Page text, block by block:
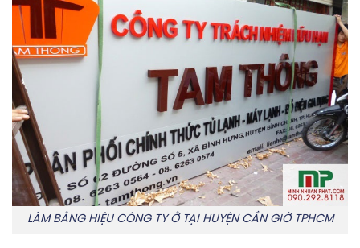
LÀM BẢNG HIỆU CÔNG TY Ở TẠI HUYỆN CẦN GIỜ TPHCM